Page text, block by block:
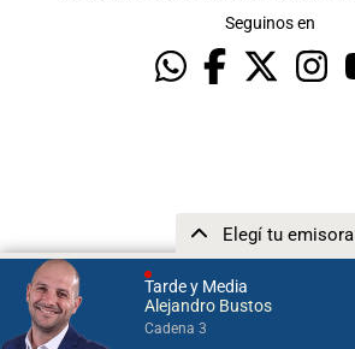
Tarde y Media
Alejandro Bustos
Cadena 3
Elegí tu emisora
Seguinos en